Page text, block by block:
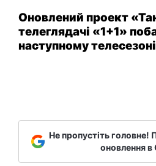
Оновлений проект
телеглядачі «1+1»
наступному
Не пропустіть головне!
оновлення в